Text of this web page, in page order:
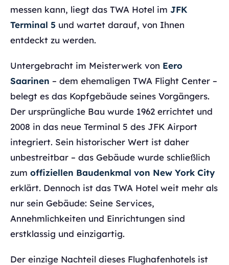
messen kann, liegt das TWA Hotel im JFK
Terminal 5 und wartet darauf, von Ihnen
entdeckt zu werden.
Untergebracht im Meisterwerk von Eero
Saarinen – dem ehemaligen TWA Flight Center –
belegt es das Kopfgebäude seines Vorgängers.
Der ursprüngliche Bau wurde 1962 errichtet und
2008 in das neue Terminal 5 des JFK Airport
integriert. Sein historischer Wert ist daher
unbestreitbar – das Gebäude wurde schließlich
zum offiziellen Baudenkmal von New York City
erklärt. Dennoch ist das TWA Hotel weit mehr als
nur sein Gebäude: Seine Services,
Annehmlichkeiten und Einrichtungen sind
erstklassig und einzigartig.
Der einzige Nachteil dieses Flughafenhotels ist